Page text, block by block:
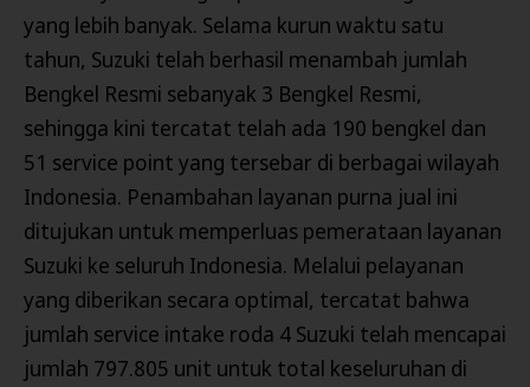
yang lebih banyak. Selama kurun waktu satu
tahun, Suzuki telah berhasil menambah jumlah
Bengkel Resmi sebanyak 3 Bengkel Resmi,
sehingga kini tercatat telah ada 190 bengkel dan
51 service point yang tersebar di berbagai wilayah
Indonesia. Penambahan layanan purna jual ini
ditujukan untuk memperluas pemerataan layanan
Suzuki ke seluruh Indonesia. Melalui pelayanan
yang diberikan secara optimal, tercatat bahwa
jumlah service intake roda 4 Suzuki telah mencapai
jumlah 797.805 unit untuk total keseluruhan di